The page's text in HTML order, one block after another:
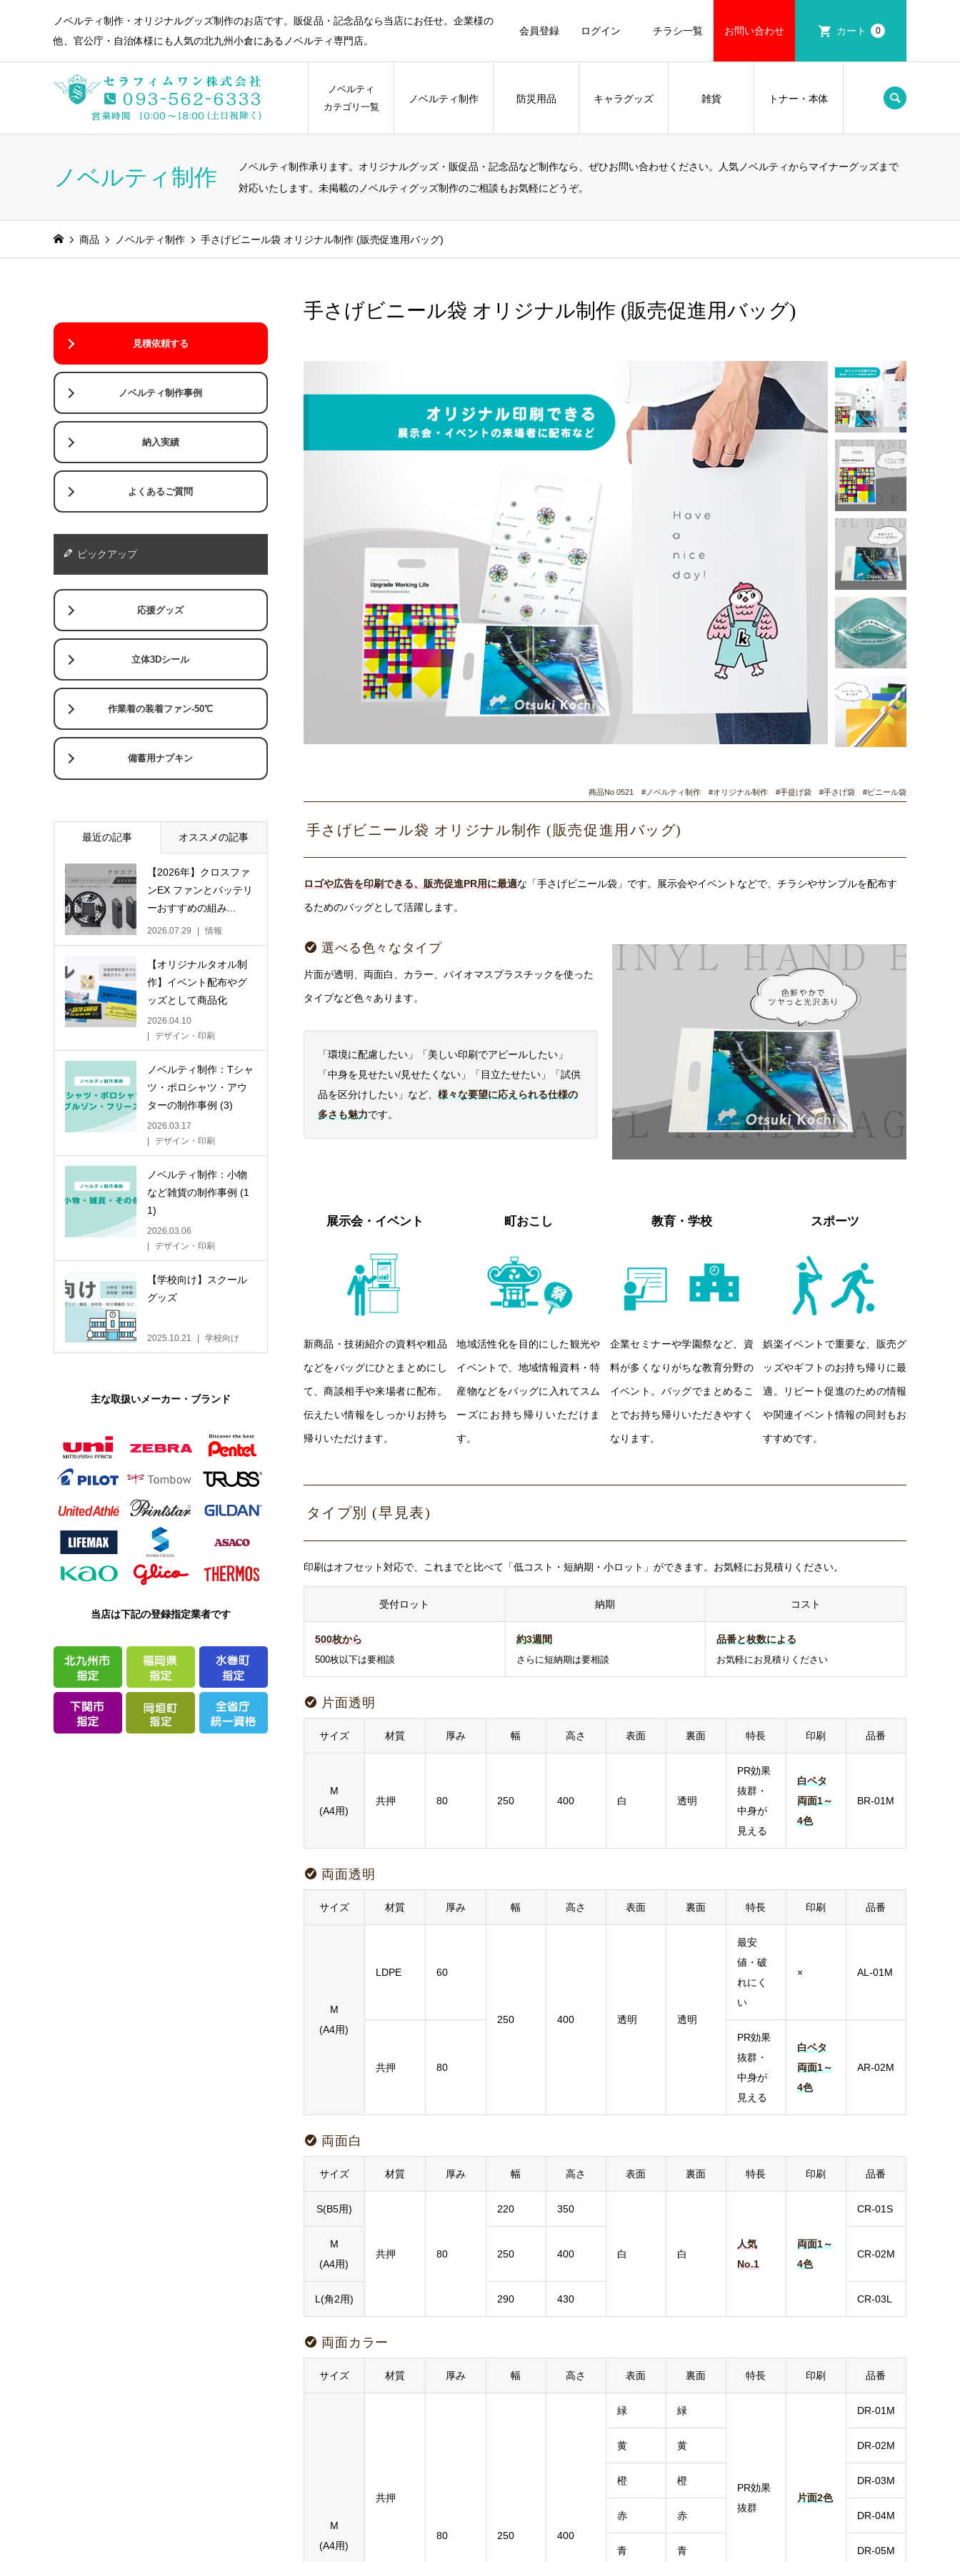
ノベルティ制作・オリジナルグッズ制作のお店です。販促品・記念品なら当店にお任せ。企業様の
他、官公庁・自治体様にも人気の北九州小倉にあるノベルティ専門店。
会員登録 ログイン チラシ一覧 お問い合わせ カート 0
ノベルティ
カテゴリ一覧
ノベルティ制作 防災用品 キャラグッズ 雑貨 トナー・本体
ノベルティ制作
ノベルティ制作承ります。オリジナルグッズ・販促品・記念品など制作なら、ぜひお問い合わせください。人気ノベルティからマイナーグッズまで
対応いたします。未掲載のノベルティグッズ制作のご相談もお気軽にどうぞ。
商品 ノベルティ制作 手さげビニール袋 オリジナル制作 (販売促進用バッグ)
手さげビニール袋 オリジナル制作 (販売促進用バッグ)
商品No 0521 #ノベルティ制作 #オリジナル制作 #手提げ袋 #手さげ袋 #ビニール袋
手さげビニール袋 オリジナル制作 (販売促進用バッグ)
ロゴや広告を印刷できる、販売促進PR用に最適な「手さげビニール袋」です。展示会やイベントなどで、チラシやサンプルを配布す
るためのバッグとして活躍します。
選べる色々なタイプ
片面が透明、両面白、カラー、バイオマスプラスチックを使った
タイプなど色々あります。
「環境に配慮したい」「美しい印刷でアピールしたい」
「中身を見せたい/見せたくない」「目立たせたい」「試供
品を区分けしたい」など、 様々な要望に応えられる仕様の
多さも魅力です。
展示会・イベント
新商品・技術紹介の資料や粗品
などをバッグにひとまとめにし
て、商談相手や来場者に配布。
伝えたい情報をしっかりお持ち
帰りいただけます。
町おこし
地域活性化を目的にした観光や
イベントで、地域情報資料・特
産物などをバッグに入れてスム
ーズにお持ち帰りいただけま
す。
教育・学校
企業セミナーや学園祭など、資
料が多くなりがちな教育分野の
イベント。バッグでまとめるこ
とでお持ち帰りいただきやすく
なります。
スポーツ
娯楽イベントで重要な、販売グ
ッズやギフトのお持ち帰りに最
適。リピート促進のための情報
や関連イベント情報の同封もお
すすめです。
タイプ別 (早見表)
印刷はオフセット対応で、これまでと比べて「低コスト・短納期・小ロット」ができます。お気軽にお見積りください。
受付ロット 納期 コスト
500枚から
500枚以下は要相談
約3週間
さらに短納期は要相談
品番と枚数による
お気軽にお見積りください
片面透明
サイズ 材質 厚み 幅 高さ 表面 裏面 特長 印刷 品番
M
(A4用)
共押 80 250 400 白 透明
PR効果
抜群・
中身が
見える
白ベタ
両面1～
4色
BR-01M
両面透明
サイズ 材質 厚み 幅 高さ 表面 裏面 特長 印刷 品番
M
(A4用)
LDPE 60
250 400 透明 透明
最安
値・破
れにく
い
× AL-01M
共押 80
PR効果
抜群・
中身が
見える
白ベタ
両面1～
4色
AR-02M
両面白
サイズ 材質 厚み 幅 高さ 表面 裏面 特長 印刷 品番
S(B5用)
共押 80
220 350
白 白
人気
No.1
両面1～
4色
CR-01S
M
(A4用)
250 400 CR-02M
L(角2用) 290 430 CR-03L
両面カラー
サイズ 材質 厚み 幅 高さ 表面 裏面 特長 印刷 品番
M
(A4用)
共押
80 250 400
緑 緑
PR効果
抜群
片面2色
DR-01M
黄 黄 DR-02M
橙 橙 DR-03M
赤 赤 DR-04M
青 青 DR-05M
見積依頼する
ノベルティ制作事例
納入実績
よくあるご質問
ピックアップ
応援グッズ
立体3Dシール
作業着の装着ファン-50℃
備蓄用ナプキン
最近の記事 オススメの記事
【2026年】クロスファ
ンEX ファンとバッテリ
ーおすすめの組み...
2026.07.29 情報
【オリジナルタオル制
作】イベント配布やグ
ッズとして商品化
2026.04.10
デザイン・印刷
ノベルティ制作：Tシャ
ツ・ポロシャツ・アウ
ターの制作事例 (3)
2026.03.17
デザイン・印刷
ノベルティ制作：小物
など雑貨の制作事例 (1
1)
2026.03.06
デザイン・印刷
【学校向け】スクール
グッズ
2025.10.21 学校向け
主な取扱いメーカー・ブランド
当店は下記の登録指定業者です